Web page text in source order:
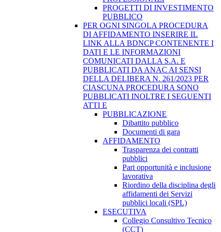
PROGETTI DI INVESTIMENTO
PUBBLICO
PER OGNI SINGOLA PROCEDURA
DI AFFIDAMENTO INSERIRE IL
LINK ALLA BDNCP CONTENENTE I
DATI E LE INFORMAZIONI
COMUNICATI DALLA S.A. E
PUBBLICATI DA ANAC AI SENSI
DELLA DELIBERA N. 261/2023 PER
CIASCUNA PROCEDURA SONO
PUBBLICATI INOLTRE I SEGUENTI
ATTI E
PUBBLICAZIONE
Dibattito pubblico
Documenti di gara
AFFIDAMENTO
Trasparenza dei contratti
pubblici
Pari opportunità e inclusione
lavorativa
Riordino della disciplina degli
affidamenti dei Servizi
pubblici locali (SPL)
ESECUTIVA
Collegio Consultivo Tecnico
(CCT)